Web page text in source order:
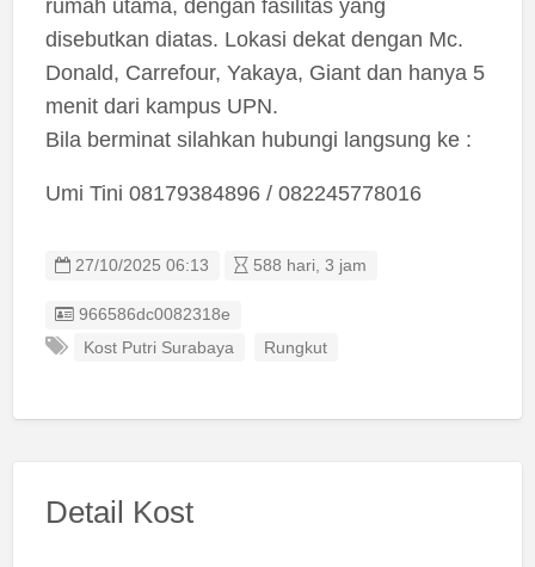
rumah utama, dengan fasilitas yang
disebutkan diatas. Lokasi dekat dengan Mc.
Donald, Carrefour, Yakaya, Giant dan hanya 5
menit dari kampus UPN.
Bila berminat silahkan hubungi langsung ke :
Umi Tini 08179384896 / 082245778016
27/10/2025 06:13 588 hari, 3 jam
Listing ID
966586dc0082318e
Kost Putri Surabaya
Rungkut
Detail Kost